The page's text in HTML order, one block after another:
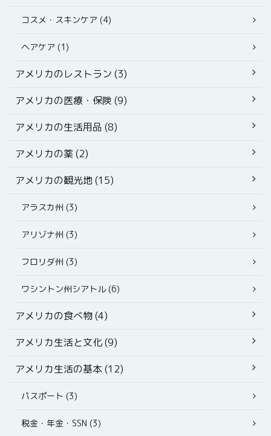
コスメ・スキンケア (4)
ヘアケア (1)
アメリカのレストラン (3)
アメリカの医療・保険 (9)
アメリカの生活用品 (8)
アメリカの薬 (2)
アメリカの観光地 (15)
アラスカ州 (3)
アリゾナ州 (3)
フロリダ州 (3)
ワシントン州シアトル (6)
アメリカの食べ物 (4)
アメリカ生活と文化 (9)
アメリカ生活の基本 (12)
パスポート (3)
税金・年金・SSN (3)